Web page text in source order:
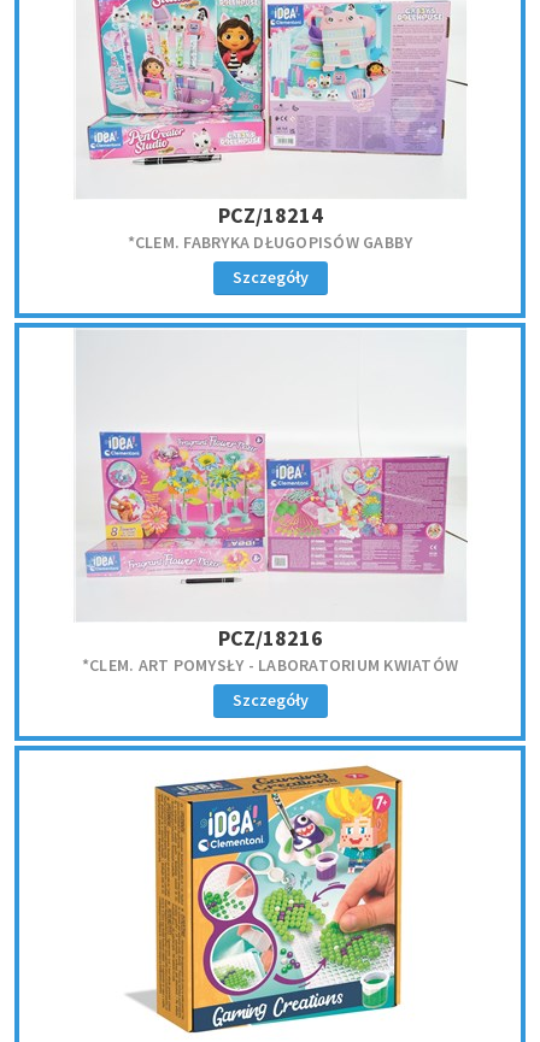
PCZ/18214
*CLEM. FABRYKA DŁUGOPISÓW GABBY
Szczegóły
PCZ/18216
*CLEM. ART POMYSŁY - LABORATORIUM KWIATÓW
Szczegóły